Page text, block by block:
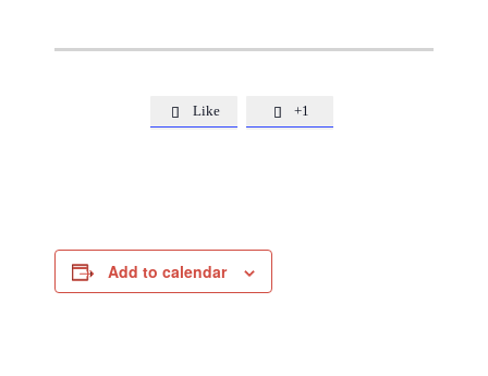
 Like  +1
Add to calendar